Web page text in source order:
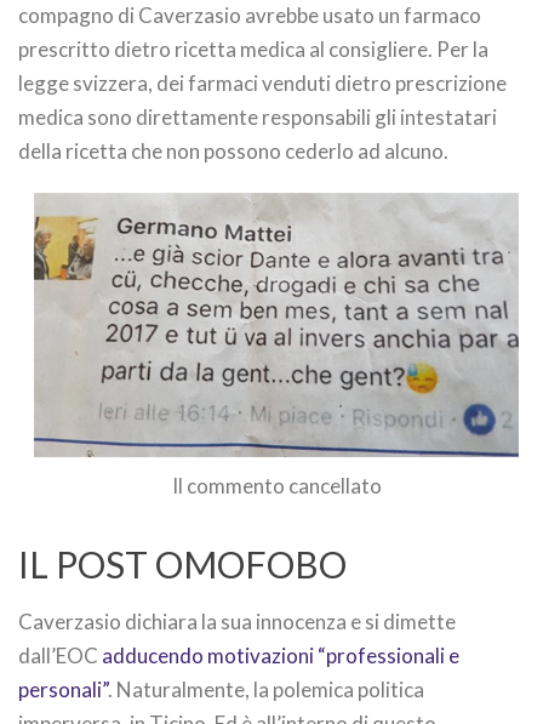
compagno di Caverzasio avrebbe usato un farmaco
prescritto dietro ricetta medica al consigliere. Per la
legge svizzera, dei farmaci venduti dietro prescrizione
medica sono direttamente responsabili gli intestatari
della ricetta che non possono cederlo ad alcuno.
Il commento cancellato
IL POST OMOFOBO
Caverzasio dichiara la sua innocenza e si dimette
dall’EOC adducendo motivazioni “professionali e
personali”. Naturalmente, la polemica politica